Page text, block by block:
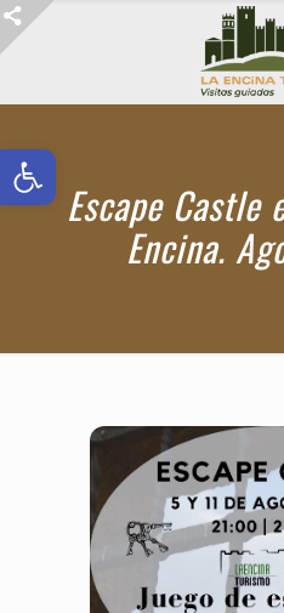
Abrir barra de
Escape Castle
Encina.